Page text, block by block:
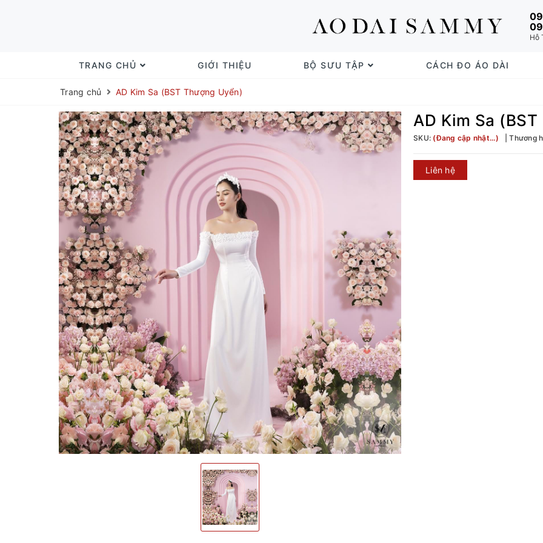
Hỗ
TRANG CHỦ GIỚI THIỆU BỘ SƯU TẬP CÁCH ĐO ÁO DÀI
Trang chủ AD Kim Sa (BST Thượng Uyển)
AD Kim Sa
SKU: (Đang cập nhật...) Thương
Liên hệ